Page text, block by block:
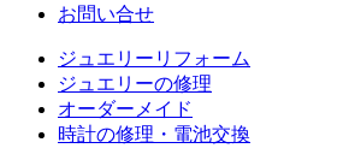
お問い合せ
ジュエリーリフォーム
ジュエリーの修理
オーダーメイド
時計の修理・電池交換